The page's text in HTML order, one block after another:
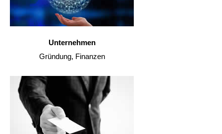
Unternehmen
Gründung, Finanzen